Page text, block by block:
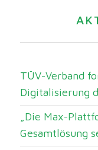
TÜV-Verband
Digitalisierung
„Die Max-
Gesamtlösung